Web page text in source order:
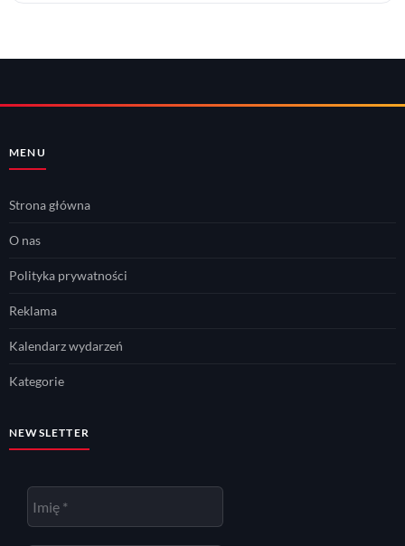
MENU
Strona główna
O nas
Polityka prywatności
Reklama
Kalendarz wydarzeń
Kategorie
NEWSLETTER